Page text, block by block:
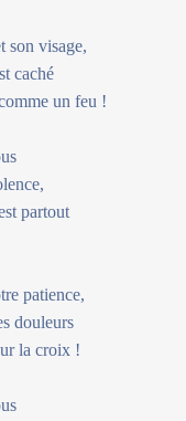
son visage,
caché
un feu !
partout
patience,
douleurs
la croix !